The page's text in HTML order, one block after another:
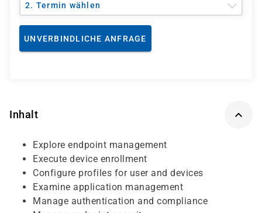
2. Termin wählen
UNVERBINDLICHE ANFRAGE
Inhalt
Explore endpoint management
Execute device enrollment
Configure profiles for user and devices
Examine application management
Manage authentication and compliance